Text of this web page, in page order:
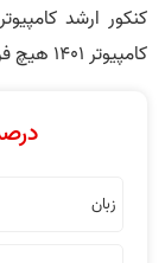
کامپیوتر 1401 هیچ فرقی با کنکور ارشد کامپیوتر 1400 نخواهد داشت.
زبان